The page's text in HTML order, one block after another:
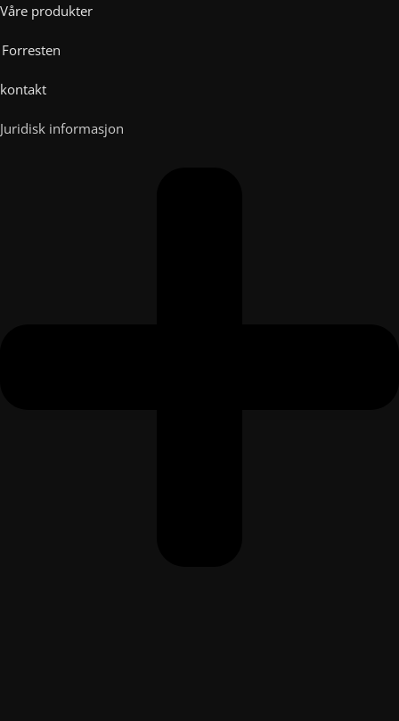
Våre produkter
Forresten
kontakt
Juridisk informasjon